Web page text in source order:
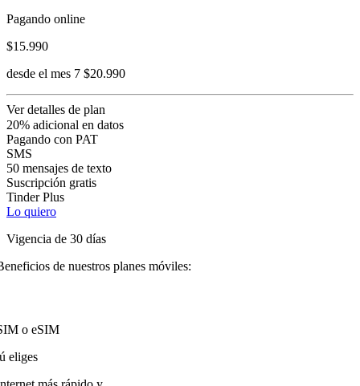
Pagando online
$15.990
desde el mes 7 $20.990
Ver detalles de plan
20% adicional en datos
Pagando con PAT
SMS
50 mensajes de texto
Suscripción gratis
Tinder Plus
Lo quiero
Vigencia de 30 días
de nuestros planes móviles:
o eSIM
eliges